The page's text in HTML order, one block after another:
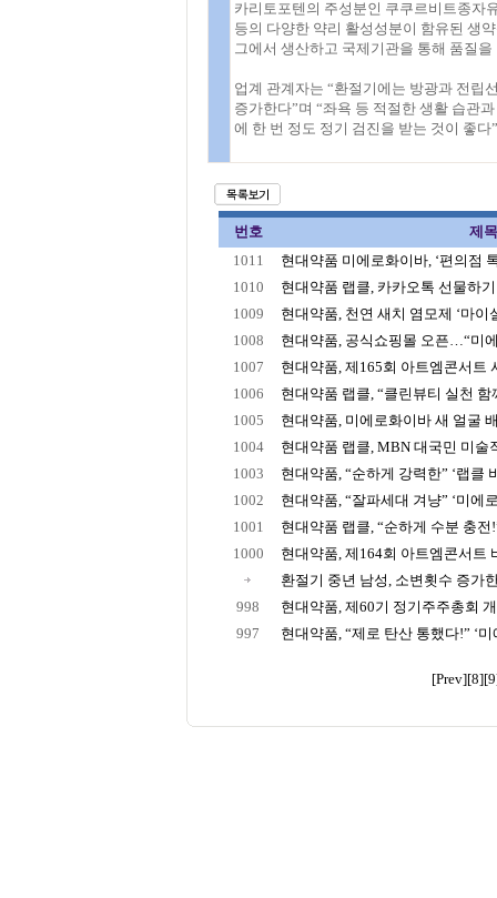
카리토포텐의 주성분인 쿠쿠르비트종자
등의 다양한 약리 활성성분이 함유된 생
그에서 생산하고 국제기관을 통해 품질
업계 관계자는 “환절기에는 방광과 전립
증가한다”며 “좌욕 등 적절한 생활 습관
에 한 번 정도 정기 검진을 받는 것이 좋다
번호
제목
1011
현대약품 미에로화이바, ‘편의점
1010
현대약품 랩클, 카카오톡 선물하
1009
현대약품, 천연 새치 염모제 ‘마이
1008
현대약품, 공식쇼핑몰 오픈…“미
1007
현대약품, 제165회 아트엠콘서트
1006
현대약품 랩클, “클린뷰티 실천
1005
현대약품, 미에로화이바 새 얼굴
1004
현대약품 랩클, MBN 대국민 미술
1003
현대약품, “순하게 강력한” ‘랩클
1002
현대약품, “잘파세대 겨냥” ‘미에
1001
현대약품 랩클, “순하게 수분 충전
1000
현대약품, 제164회 아트엠콘서트
환절기 중년 남성, 소변횟수 증가
998
현대약품, 제60기 정기주주총회
997
현대약품, “제로 탄산 통했다!” ‘
[Prev][8]